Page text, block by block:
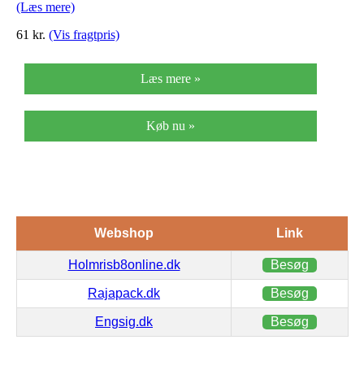
(Læs mere)
61 kr. (Vis fragtpris)
Læs mere »
Køb nu »
Webshop Link
Holmrisb8online.dk Besøg
Rajapack.dk Besøg
Engsig.dk Besøg